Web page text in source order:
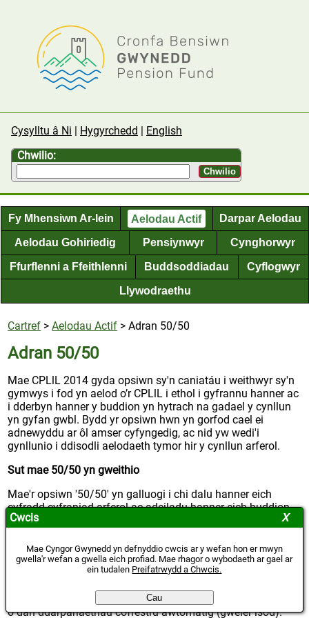
Cwcis
Mae Cyngor Gwynedd yn defnyddio cwcis ar y wefan hon er mwyn
gwella'r wefan a gwella eich profiad. Mae rhagor o wybodaeth ar gael ar
ein tudalen Preifatrwydd a Chwcis.
Cau
Cysylltu â Ni Hygyrchedd
English
Chwilio:
Fy Mhensiwn Ar-lein Aelodau Actif Darpar Aelodau
Aelodau Gohiriedig Pensiynwyr Cynghorwyr
Ffurflenni a Ffeithlenni Buddsoddiadau Cyflogwyr
Llywodraethu
Cartref >Aelodau Actif >Adran 50/50
Adran 50/50
Mae CPLlL 2014 gyda opsiwn sy'n caniatáu i weithwyr sy'n
gymwys i fod yn aelod o’r CPLlL i ethol i gyfrannu hanner ac
i dderbyn hanner y buddion yn hytrach na gadael y cynllun
yn gyfan gwbl. Bydd yr opsiwn hwn yn gorfod cael ei
adnewyddu ar ôl amser cyfyngedig, ac nid yw wedi'i
gynllunio i ddisodli aelodaeth tymor hir y cynllun arferol.
Sut mae 50/50 yn gweithio
Mae'r opsiwn '50/50' yn galluogi i chi dalu hanner eich
cyfradd cyfraniad arferol ac adeiladu hanner eich buddion
pensiwn yn ystod y cyfnod hwnnw. Byddwch yn dal i gadw'r
mewn gwasanaeth. Bydd angen i chi gwblhau etholiad ar
gyfer yr opsiwn 50/50 ac o'r cyfnod talu nesaf bydd eich
cyfraniadau yn cael eu haneru. Ni fydd angen etholiad
prif gynllun neu eich bod yn dod yn ôl i mewn i'r prif gynllun
o dan ddarpariaethau cofrestru awtomatig (gweler isod).